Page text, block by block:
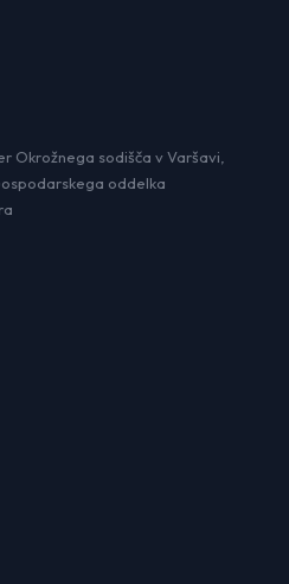
Okrožnega sodišča v Varšavi,
oddelka